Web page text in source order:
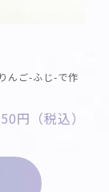
んご-ふじ-で作
円（税込）